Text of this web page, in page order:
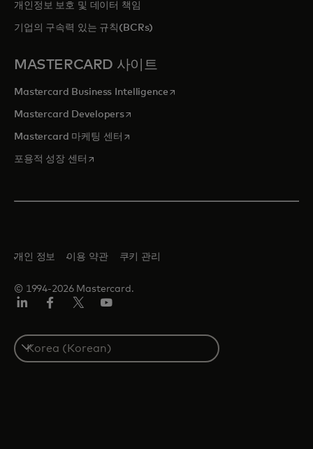
개인정보 보호 및 데이터 책임
기업의 구속력 있는 규칙(BCRs)
MASTERCARD 사이트
Mastercard Business Intelligence새 탭에서 열림
Mastercard Developers새 탭에서 열림
Mastercard 마케팅 센터 새 탭에서 열림
포용적 성장 센터 새 탭에서 열림
© 1994-2026 Mastercard.
개인 정보 이용 약관 쿠키 관리
S
e
In
ook
터/
X
브